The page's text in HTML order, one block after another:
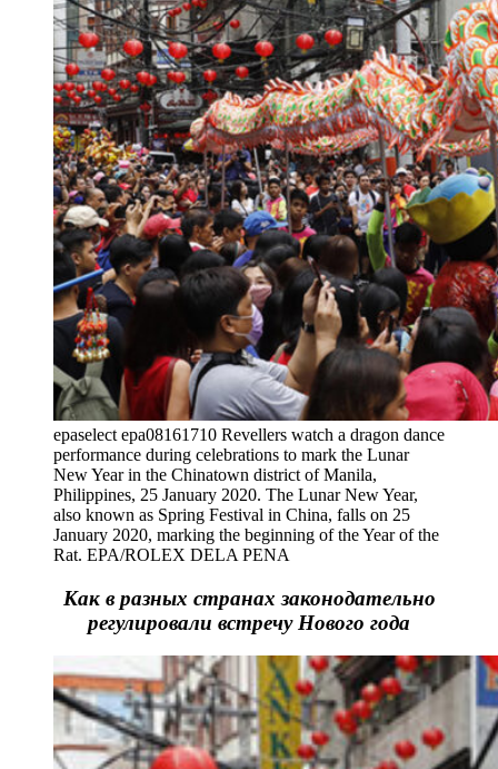
epaselect epa08161710 Revellers watch a dragon dance
performance during celebrations to mark the Lunar
New Year in the Chinatown district of Manila,
Philippines, 25 January 2020. The Lunar New Year,
also known as Spring Festival in China, falls on 25
January 2020, marking the beginning of the Year of the
Rat. EPA/ROLEX DELA PENA
Как в разных странах законодательно
регулировали встречу Нового года